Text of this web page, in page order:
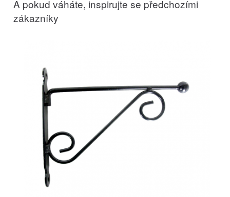
A pokud váháte, inspirujte se předchozími
zákazníky